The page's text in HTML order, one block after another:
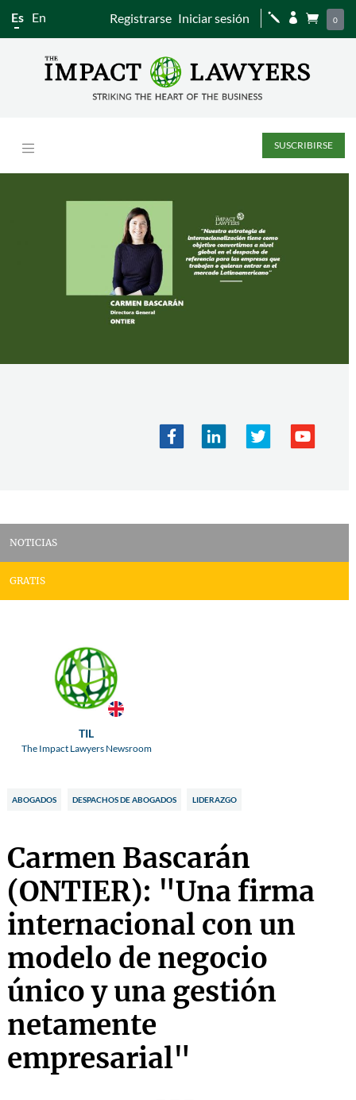
Es En Registrarse Iniciar sesión j   0
SUSCRIBIRSE
NOTICIAS
GRATIS
TIL
The Impact Lawyers Newsroom
ABOGADOS DESPACHOS DE ABOGADOS LIDERAZGO
Carmen Bascarán
(ONTIER): "Una firma
internacional con un
modelo de negocio
único y una gestión
netamente
empresarial"